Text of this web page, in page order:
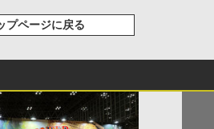
プページに戻る